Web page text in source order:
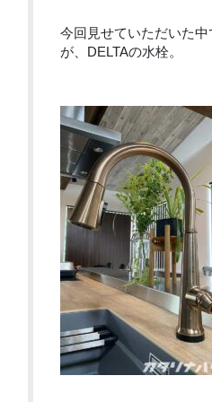
今回見せていただいた
が、DELTAの水栓。